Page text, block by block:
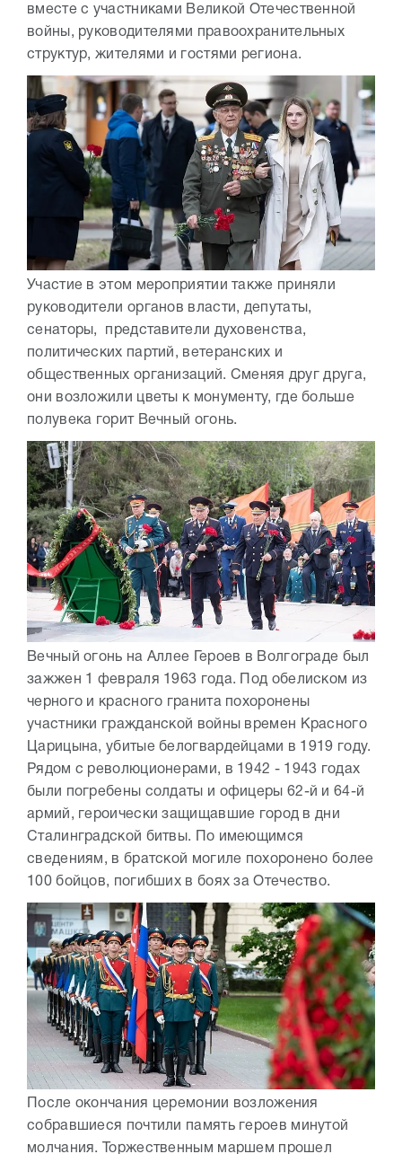
вместе с участниками Великой Отечественной
войны, руководителями правоохранительных
структур, жителями и гостями региона.
Участие в этом мероприятии также приняли
руководители органов власти, депутаты,
сенаторы, представители духовенства,
политических партий, ветеранских и
общественных организаций. Сменяя друг друга,
они возложили цветы к монументу, где больше
полувека горит Вечный огонь.
Вечный огонь на Аллее Героев в Волгограде был
зажжен 1 февраля 1963 года. Под обелиском из
черного и красного гранита похоронены
участники гражданской войны времен Красного
Царицына, убитые белогвардейцами в 1919 году.
Рядом с революционерами, в 1942 - 1943 годах
были погребены солдаты и офицеры 62-й и 64-й
армий, героически защищавшие город в дни
Сталинградской битвы. По имеющимся
сведениям, в братской могиле похоронено более
100 бойцов, погибших в боях за Отечество.
После окончания церемонии возложения
собравшиеся почтили память героев минутой
молчания. Торжественным маршем прошел